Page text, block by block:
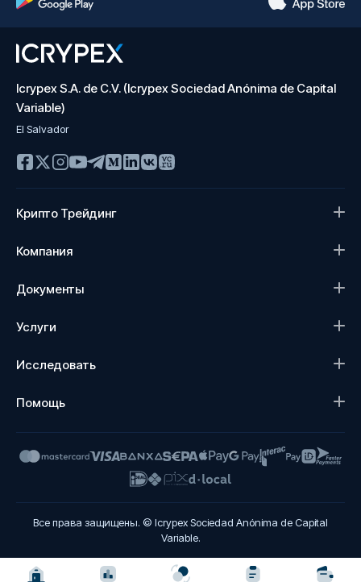
Icrypex S.A. de C.V. (Icrypex Sociedad Anónima de Capital
Variable)
El Salvador
Крипто Трейдинг
Компания
Документы
Услуги
Исследовать
Помощь
Все права защищены. © Icrypex Sociedad Anónima de Capital
Variable.